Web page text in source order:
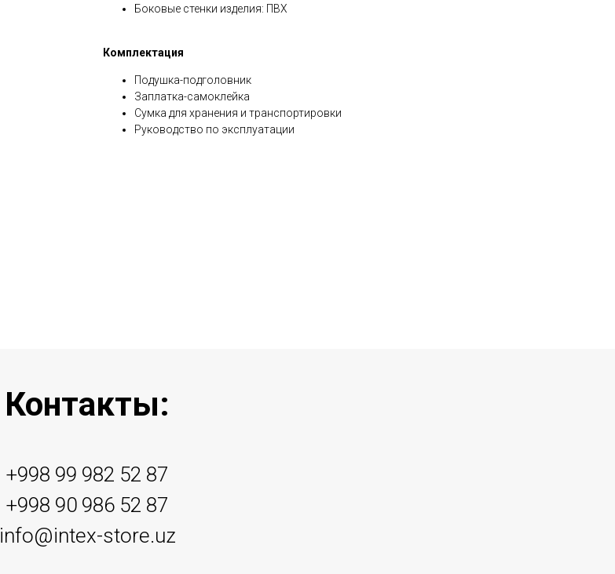
Боковые стенки изделия: ПВХ
Комплектация
Подушка-подголовник
Заплатка-самоклейка
Сумка для хранения и транспортировки
Руководство по эксплуатации
Контакты:
+998 99 982 52 87
+998 90 986 52 87
info@intex-store.uz